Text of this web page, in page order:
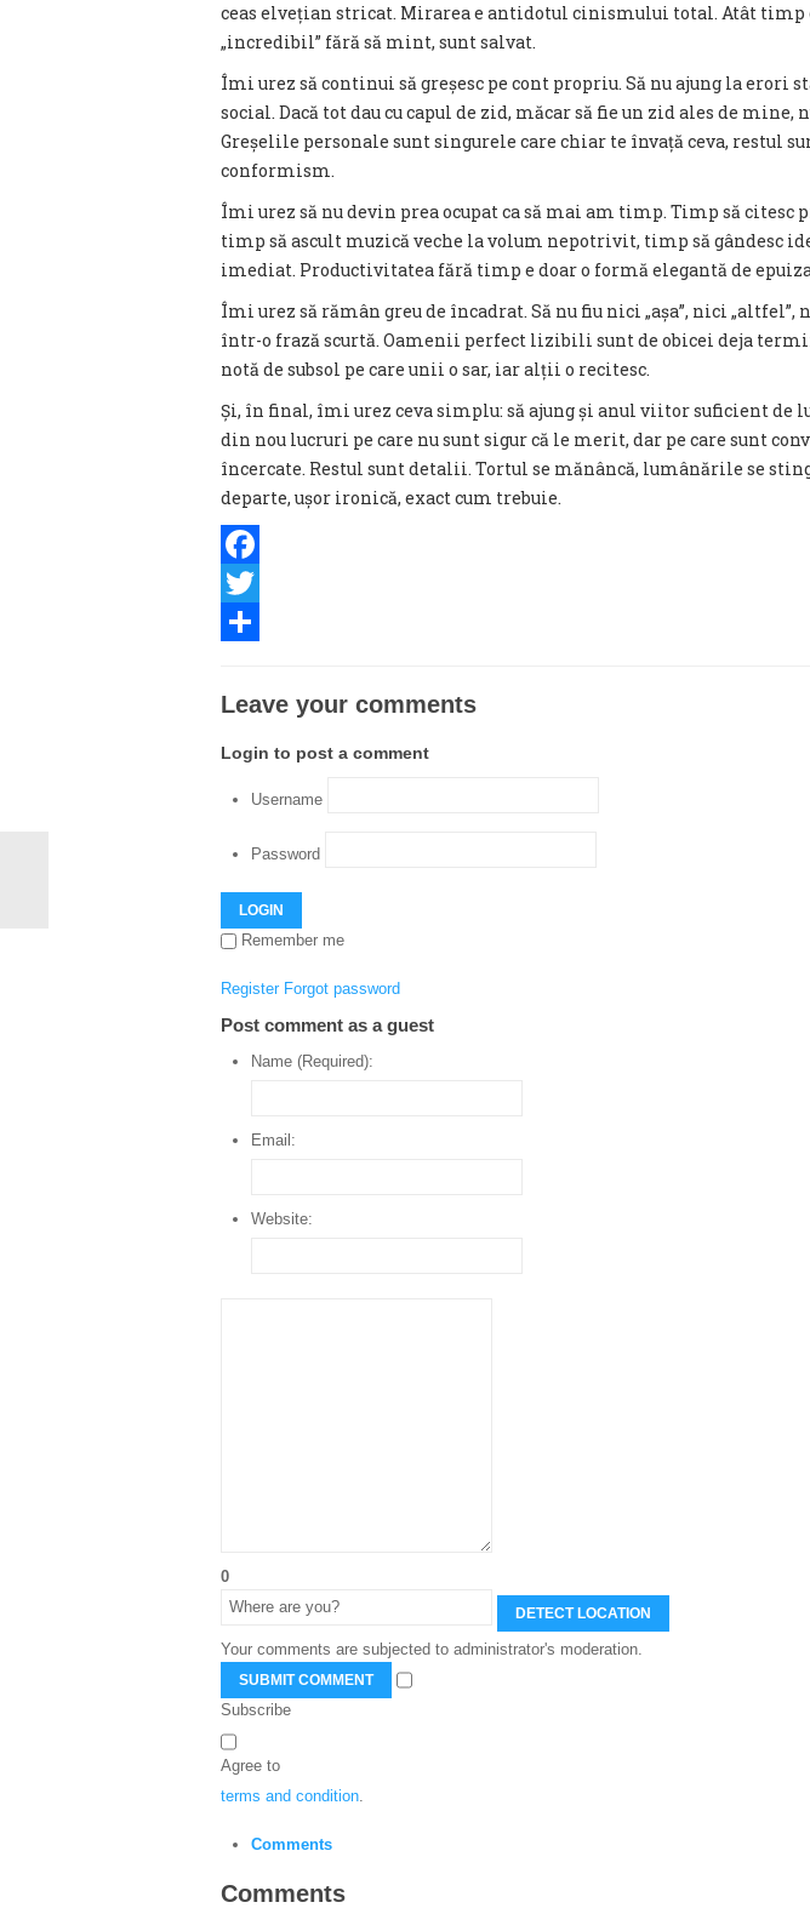
ceas elvețian stricat. Mirarea e antidotul cinismului total. Atât timp
„incredibil” fără să mint, sunt salvat.
Îmi urez să continui să greșesc pe cont propriu. Să nu ajung la erori
social. Dacă tot dau cu capul de zid, măcar să fie un zid ales de mine,
Greșelile personale sunt singurele care chiar te învață ceva, restul
conformism.
Îmi urez să nu devin prea ocupat ca să mai am timp. Timp să
timp să ascult muzică veche la volum nepotrivit, timp să gândesc
imediat. Productivitatea fără timp e doar o formă elegantă de
Îmi urez să rămân greu de încadrat. Să nu fiu nici „așa”, nici „altfel”,
într-o frază scurtă. Oamenii perfect lizibili sunt de obicei deja
notă de subsol pe care unii o sar, iar alții o recitesc.
Și, în final, îmi urez ceva simplu: să ajung și anul viitor suficient de
din nou lucruri pe care nu sunt sigur că le merit, dar pe care sunt
încercate. Restul sunt detalii. Tortul se mănâncă, lumânările se
departe, ușor ironică, exact cum trebuie.
Facebook
Twitter
Leave your comments
Login to post a comment
Username
Password
LOGIN
Remember me
Register Forgot password
Post comment as a guest
Name (Required):
Email:
Website:
0
DETECT LOCATION
Your comments are subjected to administrator's moderation.
SUBMIT COMMENT
Subscribe
Agree to
terms and condition
Comments
Comments